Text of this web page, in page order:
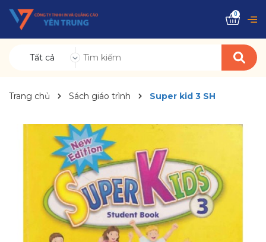
Tất cả
0
Trang chủ Sách giáo trình Super kid 3 SH